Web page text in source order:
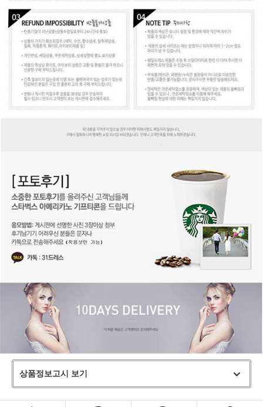
상품정보고시 보기